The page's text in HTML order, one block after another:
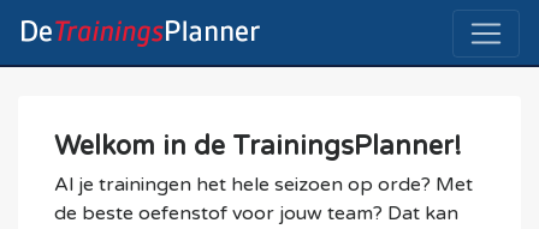
Welkom in de TrainingsPlanner!
Al je trainingen het hele seizoen op orde? Met
de beste oefenstof voor jouw team? Dat kan